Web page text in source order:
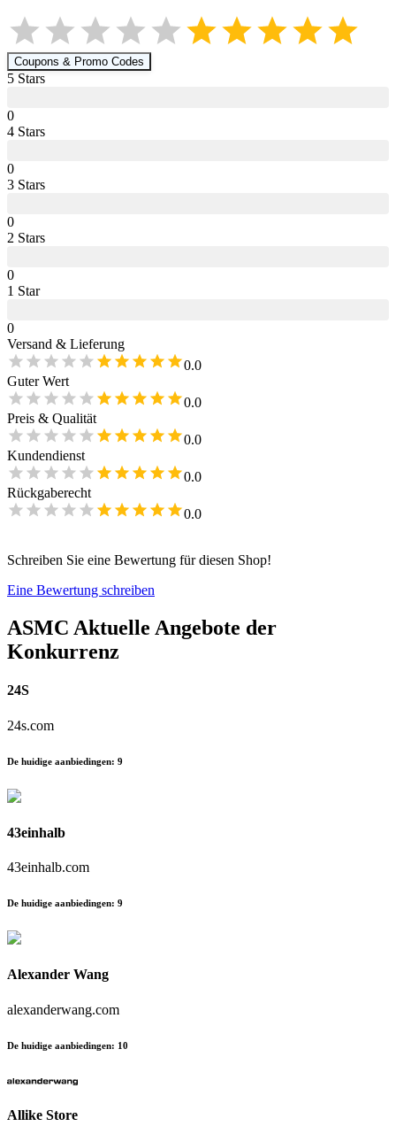
Coupons & Promo Codes
5 Stars
0
4 Stars
0
3 Stars
0
2 Stars
0
1 Star
0
Versand & Lieferung
0.0
Guter Wert
0.0
Preis & Qualität
0.0
Kundendienst
0.0
Rückgaberecht
0.0
Schreiben Sie eine Bewertung für diesen Shop!
Eine Bewertung schreiben
ASMC Aktuelle Angebote der
Konkurrenz
24S
24s.com
De huidige aanbiedingen: 9
43einhalb
43einhalb.com
De huidige aanbiedingen: 9
Alexander Wang
alexanderwang.com
De huidige aanbiedingen: 10
Allike Store